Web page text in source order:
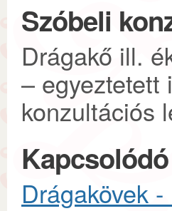
Szóbeli
Drágakő ill.
– egyeztetett
konzultációs
Drágakövek